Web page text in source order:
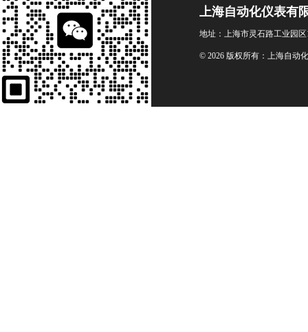
上海自动化仪表有
地址：上海市灵石路工业园区
© 2026 版权所有：上海自动